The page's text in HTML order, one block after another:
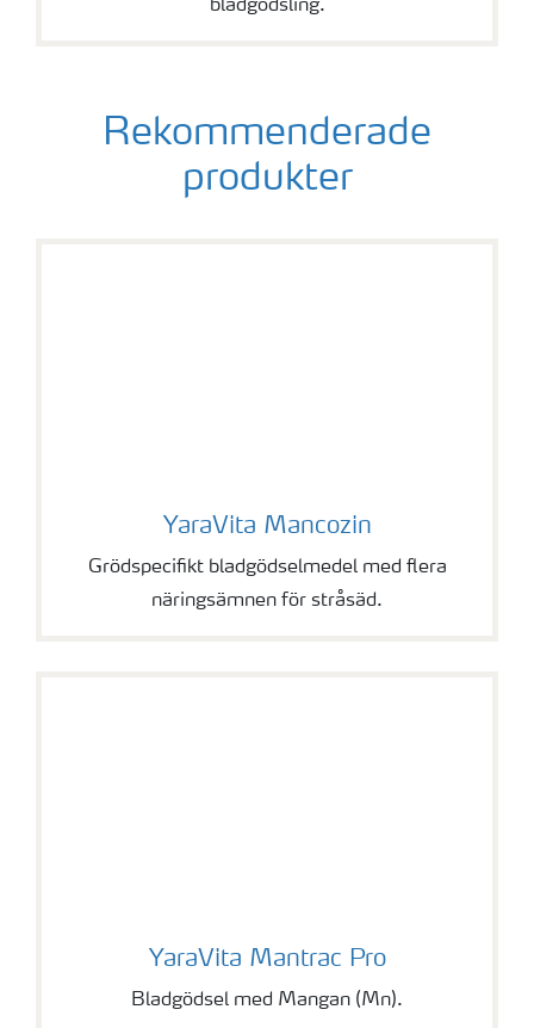
bladgödsling.
Rekommenderade
produkter
YaraVita Mancozin
Grödspecifikt bladgödselmedel med flera
näringsämnen för stråsäd.
YaraVita Mantrac Pro
Bladgödsel med Mangan (Mn).